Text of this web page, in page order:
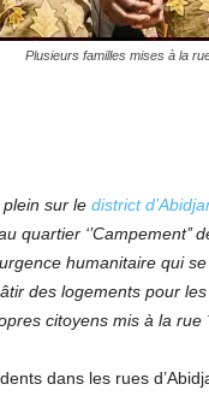
Plusieurs familles mises à la
sur le district
quartier ‘’Campement’’
humanitaire qui
des logements pour
citoyens mis à la rue
dans les rues